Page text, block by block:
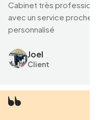
Cabinet très professionnel
avec un service proche et
personnalisé
Joel
Client